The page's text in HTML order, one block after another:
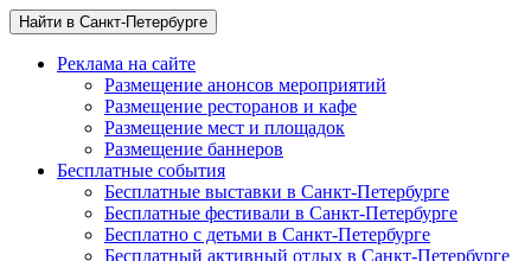
Найти в Санкт-Петербурге
Реклама на сайте
Размещение анонсов мероприятий
Размещение ресторанов и кафе
Размещение мест и площадок
Размещение баннеров
Бесплатные события
Бесплатные выставки в Санкт-Петербурге
Бесплатные фестивали в Санкт-Петербурге
Бесплатно с детьми в Санкт-Петербурге
Бесплатный активный отдых в Санкт-Петербурге